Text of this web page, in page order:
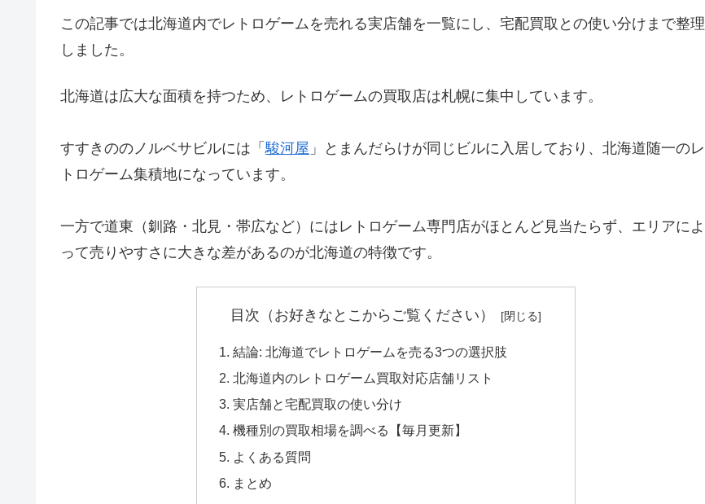
この記事では北海道内でレトロゲームを売れる実店舗を一覧にし、宅配買取との使い分けまで整理
しました。
北海道は広大な面積を持つため、レトロゲームの買取店は札幌に集中しています。
すすきののノルベサビルには「駿河屋 」とまんだらけが同じビルに入居しており、北海道随一のレ
トロゲーム集積地になっています。
一方で道東（釧路・北見・帯広など）にはレトロゲーム専門店がほとんど見当たらず、エリアによ
って売りやすさに大きな差があるのが北海道の特徴です。
目次（お好きなとこからご覧ください）
結論: 北海道でレトロゲームを売る3つの選択肢
北海道内のレトロゲーム買取対応店舗リスト
実店舗と宅配買取の使い分け
機種別の買取相場を調べる【毎月更新】
よくある質問
まとめ